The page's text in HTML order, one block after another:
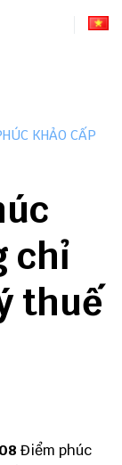
KHẢO CẤP
chỉ
thuế
Điểm phúc